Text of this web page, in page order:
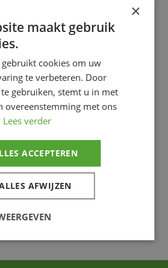
à l’intérieur
embouts doux au toucher
×
maakt gebruik
gebruikt cookies om uw
te verbeteren. Door
gebruiken, stemt u in met
overeenstemming met ons
Lees verder
ACCEPTEREN
AFWIJZEN